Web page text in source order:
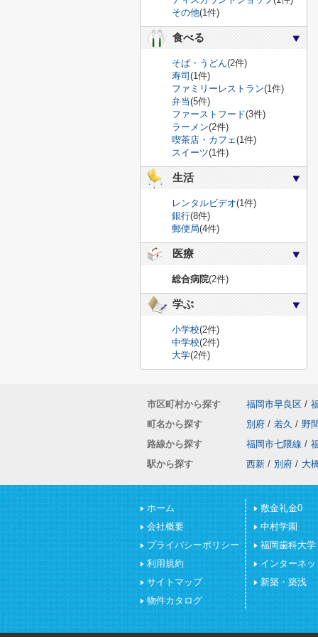
その他(1件)
食べる
そば・うどん(2件)
寿司 (1件)
ファミリーレストラン(1件)
弁当(5件)
ファーストフード(3件)
ラーメン(2件)
喫茶店・カフェ(1件)
スイーツ(1件)
生活
レンタルビデオ(1件)
銀行(8件)
郵便局(4件)
医療
総合病院(2件)
学ぶ
小学校(2件)
中学校(2件)
大学(2件)
市区町村から探す 福岡市早良区 /
町名から探す
別府 / 若久 / 野
路線から探す
福岡市七隈線 /
駅から探す
西新 / 別府 / 大
ホーム
会社概要
プライバシーポリシー
利用規約
サイトマップ
物件カタログ
敷金礼金0
中村学園
福岡歯科大
インターネ
新築・築浅